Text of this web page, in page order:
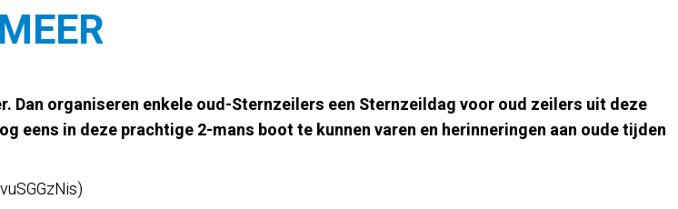
Dan organiseren enkele oud-Sternzeilers een Sternzeildag voor oud zeilers uit deze
eens in deze prachtige 2-mans boot te kunnen varen en herinneringen aan oude tijden